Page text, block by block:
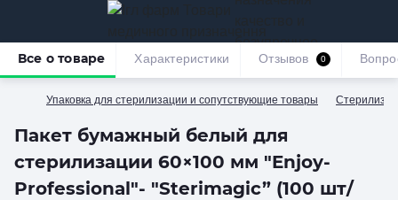
безупречное
обслуживание
Упаковка для стерилизации и сопутствующие товары
Пакет бумажный белый для
стерилизации 60×100 мм "Enjoy-
Professional"- "Sterimagic” (100 шт/
Все о товаре Характеристики Отзывов 0